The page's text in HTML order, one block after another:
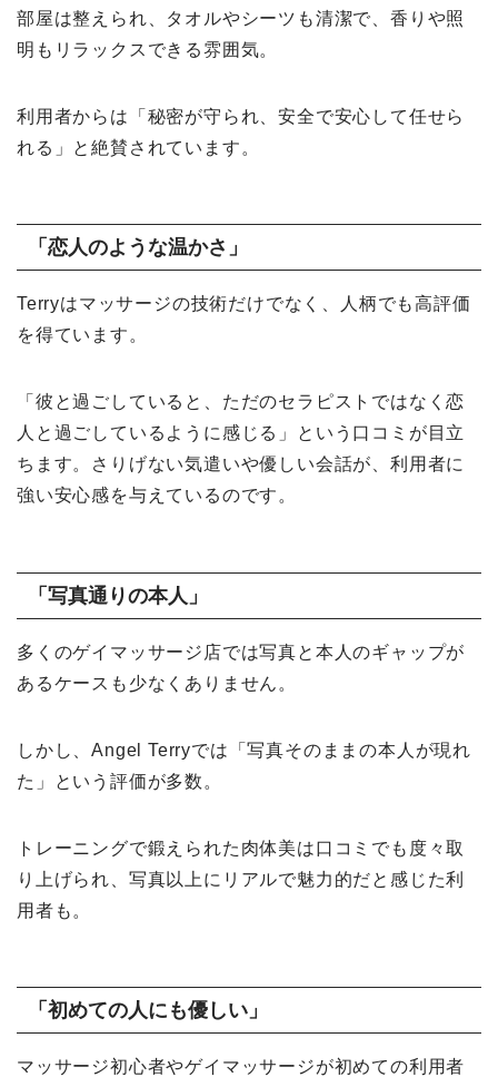
部屋は整えられ、タオルやシーツも清潔で、香りや照
明もリラックスできる雰囲気。
利用者からは「秘密が守られ、安全で安心して任せら
れる」と絶賛されています。
「恋人のような温かさ」
Terryはマッサージの技術だけでなく、人柄でも高評価
を得ています。
「彼と過ごしていると、ただのセラピストではなく恋
人と過ごしているように感じる」という口コミが目立
ちます。さりげない気遣いや優しい会話が、利用者に
強い安心感を与えているのです。
「写真通りの本人」
多くのゲイマッサージ店では写真と本人のギャップが
あるケースも少なくありません。
しかし、Angel Terryでは「写真そのままの本人が現れ
た」という評価が多数。
トレーニングで鍛えられた肉体美は口コミでも度々取
り上げられ、写真以上にリアルで魅力的だと感じた利
用者も。
「初めての人にも優しい」
マッサージ初心者やゲイマッサージが初めての利用者